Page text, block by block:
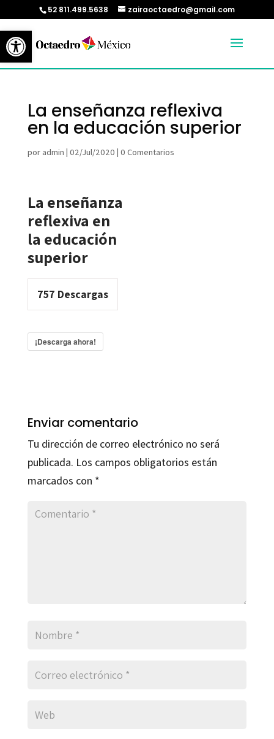
Abrir barra de herramientas
52 811.499.5638 zairaoctaedro@gmail.com
La enseñanza reflexiva
en la educación superior
por admin | 02/Jul/2020 | 0 Comentarios
La enseñanza
reflexiva en
la educación
superior
757 Descargas
¡Descarga ahora!
Enviar comentario
Tu dirección de correo electrónico no será
publicada. Los campos obligatorios están
marcados con *